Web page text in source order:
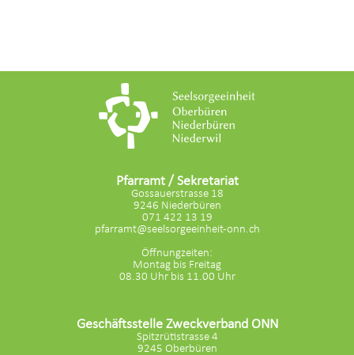
Pfarramt / Sekretariat
Gossauerstrasse 18
9246 Niederbüren
071 422 13 19
pfarramt@seelsorgeeinheit-onn.ch
Öffnungzeiten:
Montag bis Freitag
08.30 Uhr bis 11.00 Uhr
Geschäftsstelle Zweckverband ONN
Spitzrütistrasse 4
9245 Oberbüren